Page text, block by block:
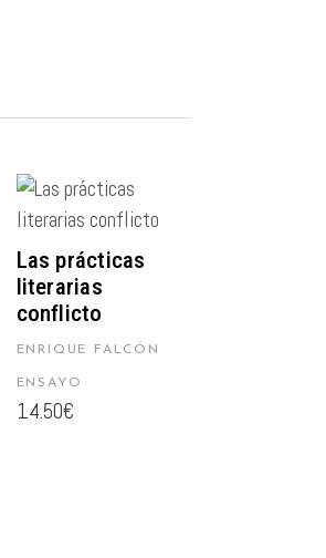
AÑADIR AL
Las prácticas
literarias
conflicto
ENRIQUE FALCÓN
ENSAYO
14.50€